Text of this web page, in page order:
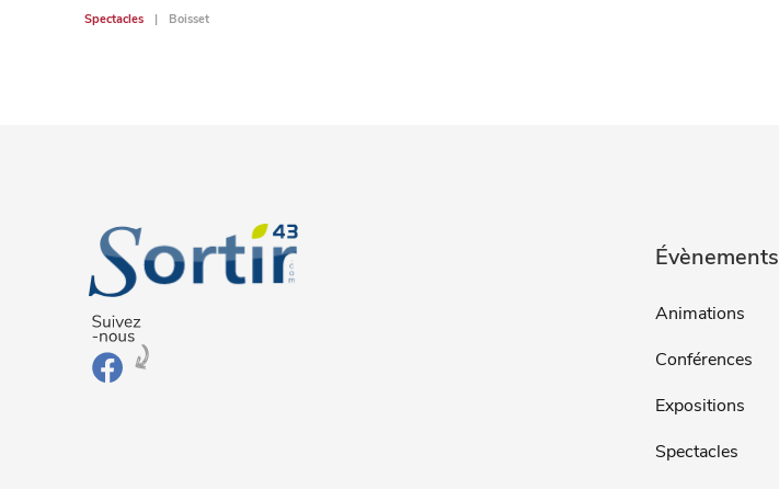
Spectacles Boisset
Évènements
Animations
Conférences
Expositions
Spectacles